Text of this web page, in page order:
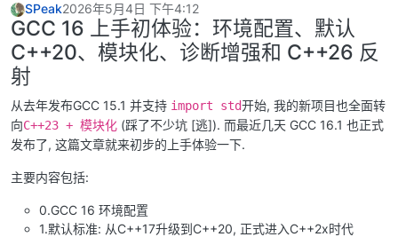
SPeak2026年5月4日 下午4:12
GCC 16 上手初体验：环境配置、默认
C++20、模块化、诊断增强和 C++26 反
射
从去年发布GCC 15.1 并支持 import std开始, 我的新项目也全面转
向C++23 + 模块化 (踩了不少坑 [逃]). 而最近几天 GCC 16.1 也正式
发布了, 这篇文章就来初步的上手体验一下.
主要内容包括:
0.GCC 16 环境配置
1.默认标准: 从C++17升级到C++20, 正式进入C++2x时代